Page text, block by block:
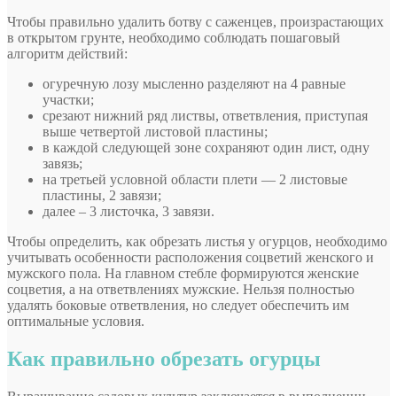
Чтобы правильно удалить ботву с саженцев, произрастающих
в открытом грунте, необходимо соблюдать пошаговый
алгоритм действий:
огуречную лозу мысленно разделяют на 4 равные
участки;
срезают нижний ряд листвы, ответвления, приступая
выше четвертой листовой пластины;
в каждой следующей зоне сохраняют один лист, одну
завязь;
на третьей условной области плети — 2 листовые
пластины, 2 завязи;
далее – 3 листочка, 3 завязи.
Чтобы определить, как обрезать листья у огурцов, необходимо
учитывать особенности расположения соцветий женского и
мужского пола. На главном стебле формируются женские
соцветия, а на ответвлениях мужские. Нельзя полностью
удалять боковые ответвления, но следует обеспечить им
оптимальные условия.
Как правильно обрезать огурцы